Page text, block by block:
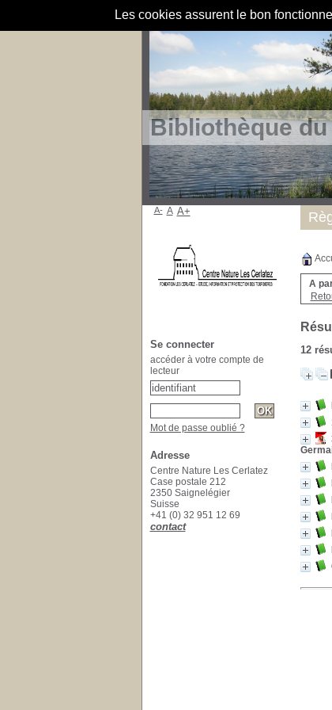
Les cookies assurent le bon
Bibliothèque
A
12
A- A A+
Se connecter
accéder à votre compte de
lecteur
Mot de passe oublié ?
Adresse
Centre Nature Les Cerlatez
Case postale 212
2350 Saignelégier
Suisse
+41 (0) 32 951 12 69
contact